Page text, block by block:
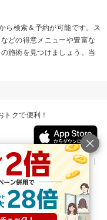
ら検索＆予約が可能です。ス
どの得意メニューや豊富な
施術を見つけましょう。当
トクで便利！
リリース情報
利用規約
ビス一覧 アプリ一覧
Inc.